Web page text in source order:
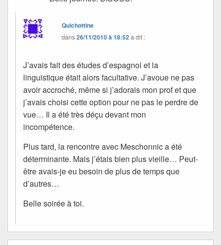
Quichottine
dans26/11/2010 à 18:52a dit :
J’avais fait des études d’espagnol et la
linguistique était alors facultative. J’avoue ne pas
avoir accroché, même si j’adorais mon prof et que
j’avais choisi cette option pour ne pas le perdre de
vue… Il a été très déçu devant mon
incompétence.
Plus tard, la rencontre avec Meschonnic a été
déterminante. Mais j’étais bien plus vieille… Peut-
être avais-je eu besoin de plus de temps que
d’autres…
Belle soirée à toi.